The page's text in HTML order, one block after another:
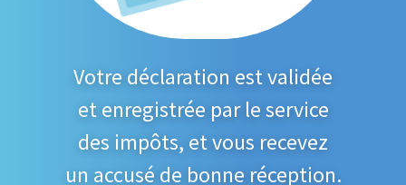
Votre déclaration est validée
et enregistrée par le service
des impôts, et vous recevez
un accusé de bonne réception.